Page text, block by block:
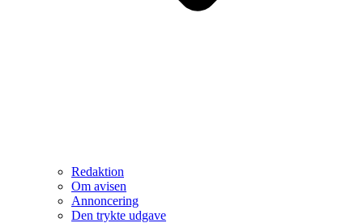
Redaktion
Om avisen
Annoncering
Den trykte udgave